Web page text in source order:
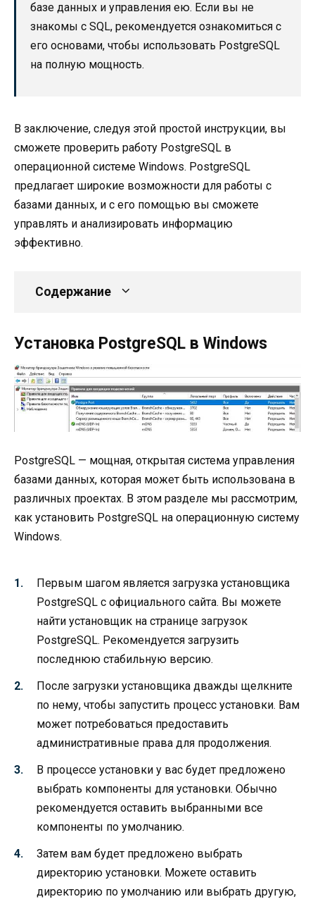
базе данных и управления ею. Если вы не
знакомы с SQL, рекомендуется ознакомиться с
его основами, чтобы использовать PostgreSQL
на полную мощность.
В заключение, следуя этой простой инструкции, вы
сможете проверить работу PostgreSQL в
операционной системе Windows. PostgreSQL
предлагает широкие возможности для работы с
базами данных, и с его помощью вы сможете
управлять и анализировать информацию
эффективно.
Содержание
Установка PostgreSQL в Windows
PostgreSQL — мощная, открытая система управления
базами данных, которая может быть использована в
различных проектах. В этом разделе мы рассмотрим,
как установить PostgreSQL на операционную систему
Windows.
Первым шагом является загрузка установщика
PostgreSQL с официального сайта. Вы можете
найти установщик на странице загрузок
PostgreSQL. Рекомендуется загрузить
последнюю стабильную версию.
После загрузки установщика дважды щелкните
по нему, чтобы запустить процесс установки. Вам
может потребоваться предоставить
административные права для продолжения.
В процессе установки у вас будет предложено
выбрать компоненты для установки. Обычно
рекомендуется оставить выбранными все
компоненты по умолчанию.
Затем вам будет предложено выбрать
директорию установки. Можете оставить
директорию по умолчанию или выбрать другую,